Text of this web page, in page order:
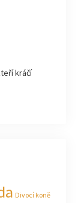
kráčí
Divocí koně